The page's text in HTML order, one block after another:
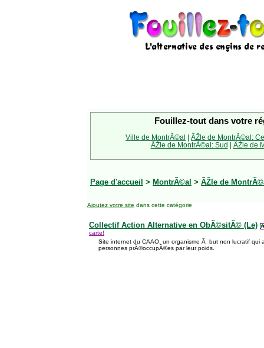
Fouillez-tout dans votre
Ville de MontrÃ©al | ÃŽle de MontrÃ©al:
ÃŽle de MontrÃ©al: Sud | ÃŽle de
Page d'accueil > MontrÃ©al > ÃŽle de
Ajoutez votre site dans cette catégorie
Collectif Action Alternative en ObÃ©sitÃ© (Le)
carte!
Site internet du CAAO, un organisme Ã but non lucratif qui
personnes prÃ©occupÃ©es par leur poids.